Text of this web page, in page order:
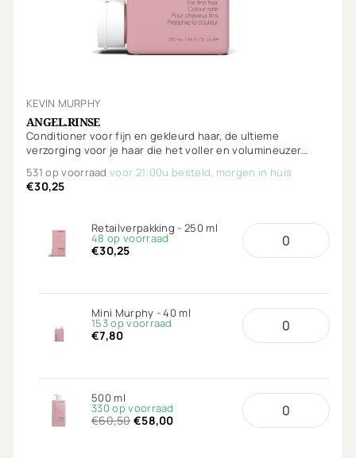
KEVIN MURPHY
ANGEL.RINSE
Conditioner voor fijn en gekleurd haar, de ultieme
verzorging voor je haar die het voller en volumineuzer
531 op voorraadvoor 21:00u besteld, morgen in huis
€30,25
Retailverpakking - 250 ml
48 op voorraad
€30,25
Mini Murphy - 40 ml
153 op voorraad
€7,80
500 ml
330 op voorraad
€60,50€58,00